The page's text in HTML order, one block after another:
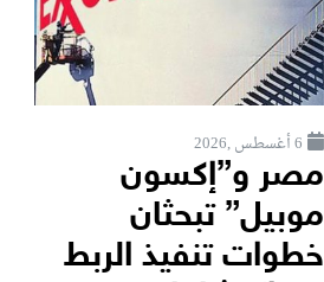
6 أغسطس ,2026
مصر و”إكسون
موبيل” تبحثان
خطوات تنفيذ الربط